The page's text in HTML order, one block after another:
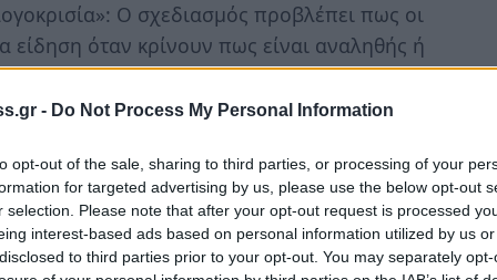
- Do Not Process My Personal Information
opt-out of the sale, sharing to third parties, or processing of your
for targeted advertising by us, please use the below opt-out
selection. Please note that after your opt-out request is processed
interest-based ads based on personal information utilized by us
to third parties prior to your opt-out. You may separately
Ο σχεδιασμός προβλέπει πως οι
όταν κρίνουν πως είναι αναληθής ή
είδηση σε«τρίτους οργανισμούς οι οποίοι θα
οργανισμοί εντοπίσουν προβλήματα σχετικά
θα συνοδεύεται από νέα σήμανση-
εγκυρότητας του κειμένου».
στη σειρά των News Feed ώστε να μην
ή να προωθούνται στην ιστοσελίδα.